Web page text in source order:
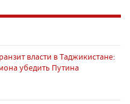
власти в Таджикистане:
убедить Путина